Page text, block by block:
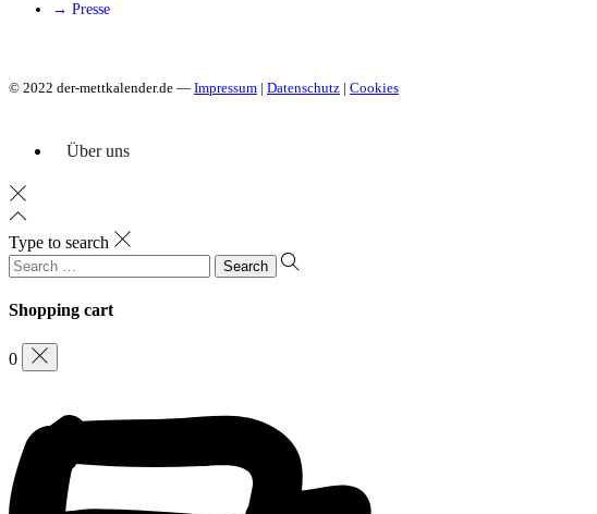
→ Presse
© 2022 der-mettkalender.de — Impressum | Datenschutz | Cookies
Über uns
Type to search
Search
for:
Shopping cart
0